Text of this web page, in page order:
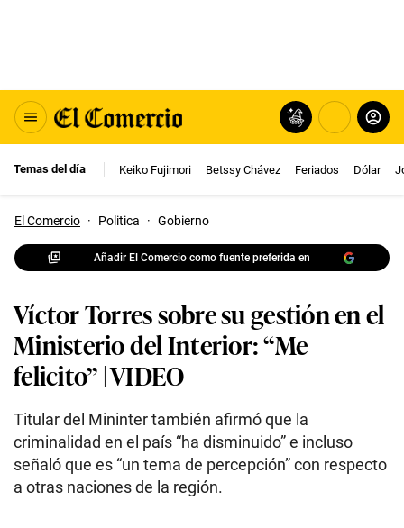
Temas del día Keiko Fujimori Betssy Chávez Feriados Dólar
El Comercio · Politica · Gobierno
Añadir El Comercio como fuente preferida en
Víctor Torres sobre su gestión en el
Ministerio del Interior: “Me
felicito” | VIDEO
Titular del Mininter también afirmó que la
criminalidad en el país “ha disminuido” e incluso
señaló que es “un tema de percepción” con respecto
a otras naciones de la región.